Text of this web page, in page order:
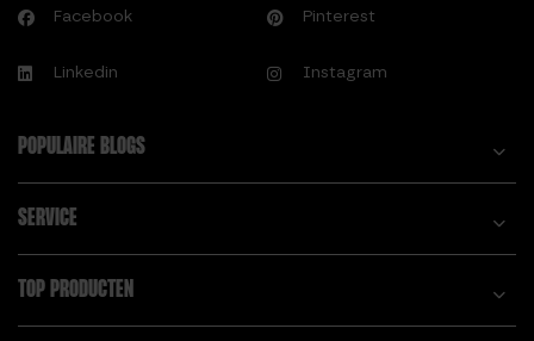
OEFENINGEN VOOR
DIKKERE BILLEN?
Facebook Pinterest
Linkedin Instagram
POPULAIRE BLOGS
SERVICE
TOP PRODUCTEN